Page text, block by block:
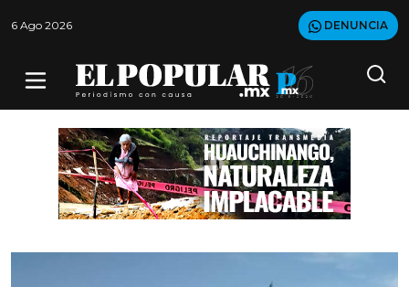
6 Ago 2026 DENUNCIA